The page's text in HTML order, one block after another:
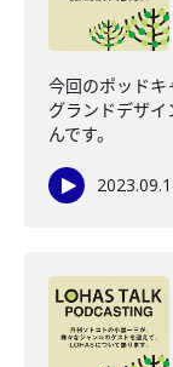
今回のポッドキ
グランドデザイ
んです。